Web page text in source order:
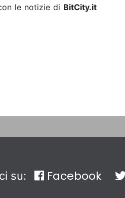
le notizie di BitCity.it
su: Facebook